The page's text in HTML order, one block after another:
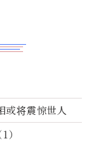
或将震惊世人
）